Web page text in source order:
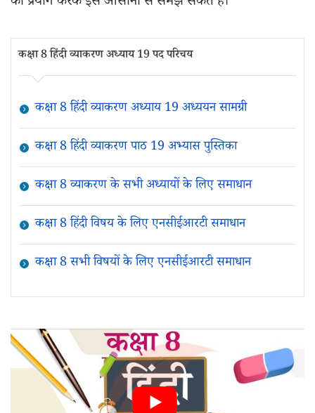
कक्षा 8 हिंदी व्याकरण अध्याय 19 पद परिचय
कक्षा 8 हिंदी व्याकरण अध्याय 19 अध्ययन सामग्री
कक्षा 8 हिंदी व्याकरण पाठ 19 अभ्यास पुस्तिका
कक्षा 8 व्याकरण के सभी अध्यायों के लिए समाधान
कक्षा 8 हिंदी विषय के लिए एनसीईआरटी समाधान
कक्षा 8 सभी विषयों के लिए एनसीईआरटी समाधान